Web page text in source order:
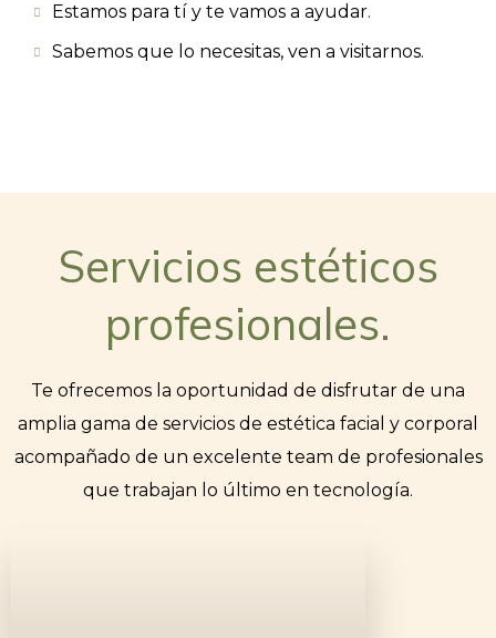
Estamos para tí y te vamos a ayudar.
Sabemos que lo necesitas, ven a visitarnos.
Servicios estéticos
profesionales.
Te ofrecemos la oportunidad de disfrutar de una
amplia gama de servicios de estética facial y corporal
acompañado de un excelente team de profesionales
que trabajan lo último en tecnología.